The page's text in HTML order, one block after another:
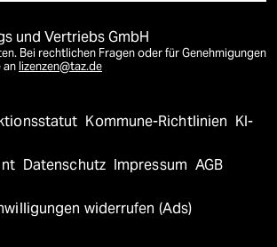
und Vertriebs GmbH
Bei rechtlichen Fragen oder für Genehmigungen
an lizenzen@taz.de
Kommune-Richtlinien KI-
Datenschutz Impressum AGB
widerrufen (Ads)